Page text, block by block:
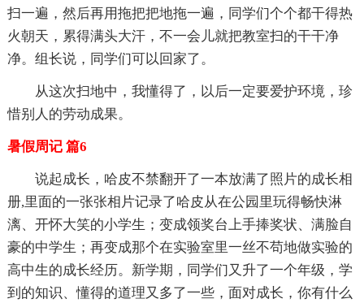
扫一遍，然后再用拖把把地拖一遍，同学们个个都干得热
火朝天，累得满头大汗，不一会儿就把教室扫的干干净
净。组长说，同学们可以回家了。
从这次扫地中，我懂得了，以后一定要爱护环境，珍
惜别人的劳动成果。
暑假周记 篇6
说起成长，哈皮不禁翻开了一本放满了照片的成长相
册,里面的一张张相片记录了哈皮从在公园里玩得畅快淋
漓、开怀大笑的小学生；变成领奖台上手捧奖状、满脸自
豪的中学生；再变成那个在实验室里一丝不苟地做实验的
高中生的成长经历。新学期，同学们又升了一个年级，学
到的知识、懂得的道理又多了一些，面对成长，你有什么